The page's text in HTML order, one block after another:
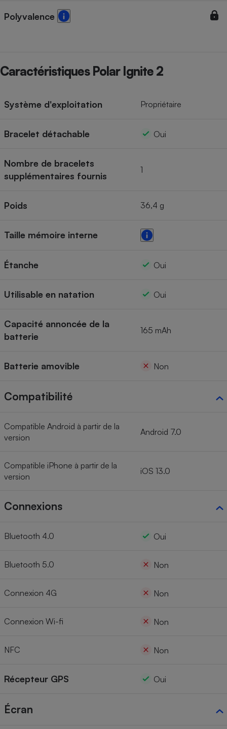
Polyvalence
Caractéristiques Polar Ignite 2
Système d'exploitation Propriétaire
Bracelet détachable Oui
Nombre de bracelets
supplémentaires fournis
1
Poids 36,4 g
Taille mémoire interne
Étanche Oui
Utilisable en natation Oui
Capacité annoncée de la
batterie
165 mAh
Batterie amovible Non
Compatibilité
Compatible Android à partir de la
version
Android 7.0
Compatible iPhone à partir de la
version
iOS 13.0
Connexions
Bluetooth 4.0 Oui
Bluetooth 5.0 Non
Connexion 4G Non
Connexion Wi-fi Non
NFC Non
Récepteur GPS Oui
Écran